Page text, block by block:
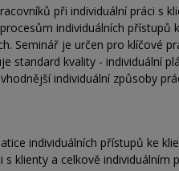
při individuální práci s
individuálních přístupů
Seminář je určen pro klíčové
standard kvality - individuální
individuální způsoby
individuálních přístupů ke
klienty a celkově individuálním